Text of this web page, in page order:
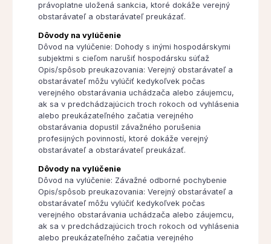
právoplatne uložená sankcia, ktoré dokáže verejný
obstarávateľ a obstarávateľ preukázať.
Dôvody na vylúčenie
Dôvod na vylúčenie: Dohody s inými hospodárskymi
subjektmi s cieľom narušiť hospodársku súťaž
Opis/spôsob preukazovania: Verejný obstarávateľ a
obstarávateľ môžu vylúčiť kedykoľvek počas
verejného obstarávania uchádzača alebo záujemcu,
ak sa v predchádzajúcich troch rokoch od vyhlásenia
alebo preukázateľného začatia verejného
obstarávania dopustil závažného porušenia
profesijných povinností, ktoré dokáže verejný
obstarávateľ a obstarávateľ preukázať.
Dôvody na vylúčenie
Dôvod na vylúčenie: Závažné odborné pochybenie
Opis/spôsob preukazovania: Verejný obstarávateľ a
obstarávateľ môžu vylúčiť kedykoľvek počas
verejného obstarávania uchádzača alebo záujemcu,
ak sa v predchádzajúcich troch rokoch od vyhlásenia
alebo preukázateľného začatia verejného